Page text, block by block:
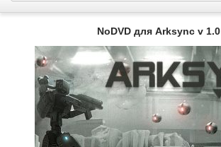
NoDVD для Arksync v 1.0